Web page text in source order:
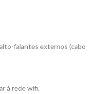
alto-falantes externos (cabo
à rede wifi.